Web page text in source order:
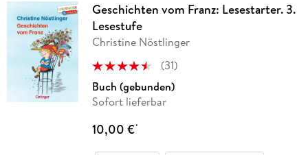
Geschichten vom Franz: Lesestarter. 3.
Lesestufe
Christine Nöstlinger
(31)
Buch (gebunden)
Sofort lieferbar
10,00 €*